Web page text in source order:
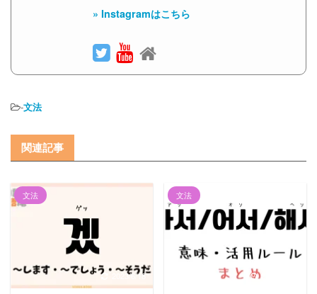
» Instagramはこちら
-文法
関連記事
文法
2023/6/18
文法